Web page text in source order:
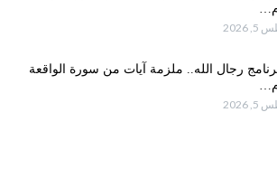
2026
رجال الله.. ملزمة آيات من سورة الواقعة
2026